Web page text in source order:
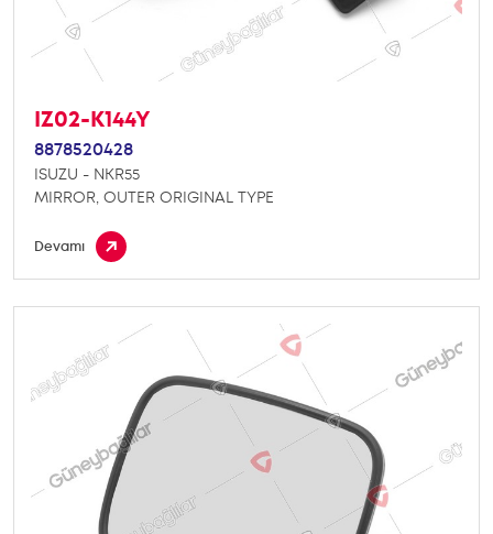
IZ02-K144Y
8878520428
ISUZU - NKR55
MIRROR, OUTER ORIGINAL TYPE
Devamı